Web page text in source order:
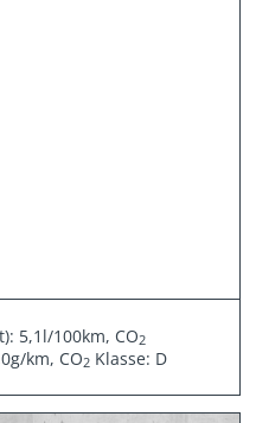
5,1l/100km, CO2
km, CO2 Klasse: D